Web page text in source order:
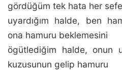
gördüğüm tek hata her
uyardığım hal­de, ben
ona hamuru beklemesi­ni
ögütlediğim halde, onun
kuzusu­nun gelip hamuru